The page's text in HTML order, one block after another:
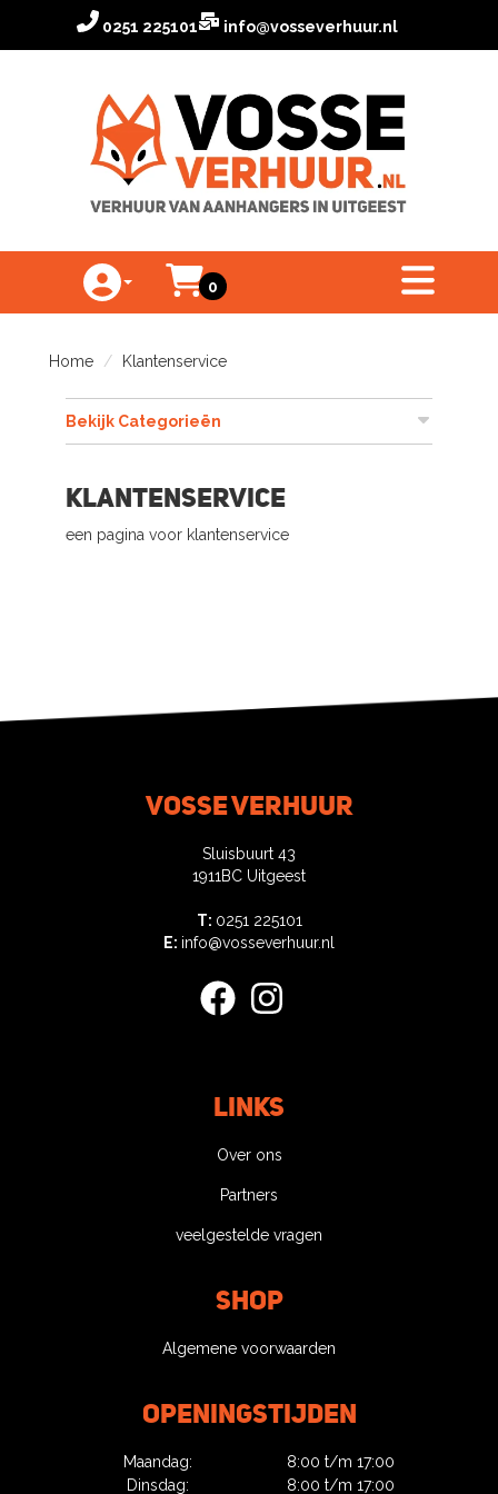
0251 225101 info@vosseverhuur.nl
Toggle Account dropdown
Winkelwagen
0
toggle menu
Home Klantenservice
Bekijk Categorieën
Klantenservice
een pagina voor klantenservice
Vosse verhuur
Sluisbuurt 43
1911BC Uitgeest
T: 0251 225101
E: info@vosseverhuur.nl
Links
Over ons
Partners
veelgestelde vragen
Shop
Algemene voorwaarden
Openingstijden
Maandag:
8:00 t/m 17:00
Dinsdag:
8:00 t/m 17:00